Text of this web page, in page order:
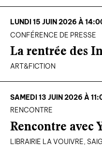
LUNDI 15 JUIN 2026 À
CONFÉRENCE DE PRESSE
La rentrée des
ART&FICTION
SAMEDI 13 JUIN 2026 À
RENCONTRE
Rencontre avec
LIBRAIRIE LA VOUIVRE,